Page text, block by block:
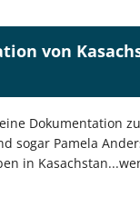
von
Dokumentation
sogar Pamela
in